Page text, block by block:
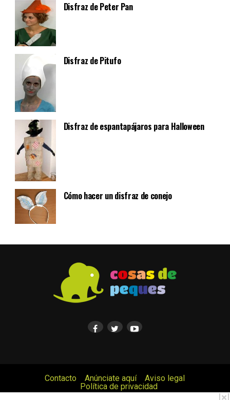
Disfraz de Peter Pan
Disfraz de Pitufo
Disfraz de espantapájaros para Halloween
Cómo hacer un disfraz de conejo
|×|
Contacto Anúnciate aquí
Aviso legal
Política de privacidad
© Cosas de Peques. Todos los derechos reservados.